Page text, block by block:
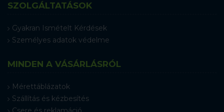
SZOLGÁLTATÁSOK
Gyakran Ismételt Kérdések
Személyes adatok védelme
MINDEN A VÁSÁRLÁSRÓL
Mérettáblázatok
Szállítás és kézbesítés